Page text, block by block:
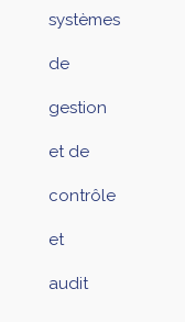
systèmes
de
gestion
et de
contrôle
et
audit